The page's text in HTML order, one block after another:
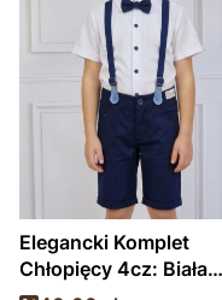
Elegancki Komplet
Chłopięcy 4cz: Biała
Koszula Mucha, Szelki,